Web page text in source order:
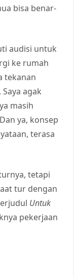
bisa benar-
audisi untuk
ke rumah
tekanan
agak
masih
ya, konsep
terasa
tetapi
tur dengan
Untuk
pekerjaan